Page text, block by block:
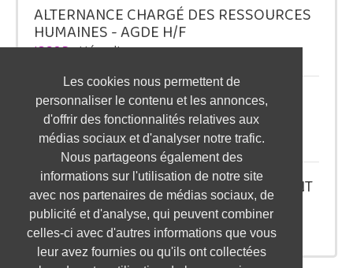
Les cookies nous permettent de
personnaliser le contenu et les annonces,
d'offrir des fonctionnalités relatives aux
médias sociaux et d'analyser notre trafic.
Nous partageons également des
informations sur l'utilisation de notre site
avec nos partenaires de médias sociaux, de
publicité et d'analyse, qui peuvent combiner
celles-ci avec d'autres informations que vous
leur avez fournies ou qu'ils ont collectées
ALTERNANCE CHARGÉ DES RESSOURCES
HUMAINES - AGDE H/F
ISCOD• Hérault
ALTERNANCE CHARGÉ(E) DE
RECRUTEMENT - PARIS H/F
ISCOD• Paris
ALTERNANCE CHARGÉ DE RECRUTEMENT
- STRASBOURG H/F
ISCOD• Bas-Rhin